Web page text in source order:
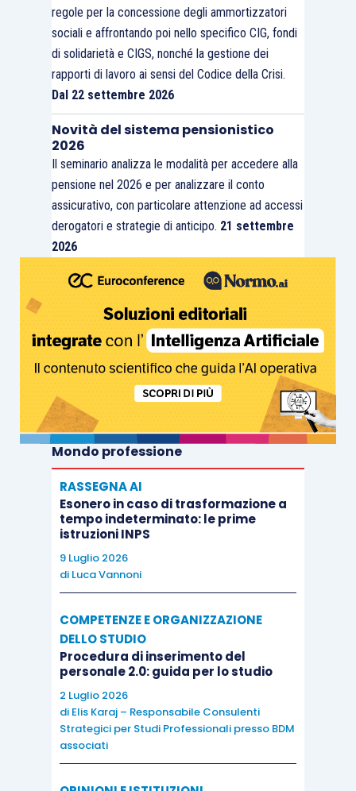
regole per la concessione degli ammortizzatori
sociali e affrontando poi nello specifico CIG, fondi
di solidarietà e CIGS, nonché la gestione dei
rapporti di lavoro ai sensi del Codice della Crisi.
Dal 22 settembre 2026
Novità del sistema pensionistico
2026
Il seminario analizza le modalità per accedere alla
pensione nel 2026 e per analizzare il conto
assicurativo, con particolare attenzione ad accessi
derogatori e strategie di anticipo. 21 settembre
2026
Mondo professione
RASSEGNA AI
Esonero in caso di trasformazione a
tempo indeterminato: le prime
istruzioni INPS
9 Luglio 2026
di Luca Vannoni
COMPETENZE E ORGANIZZAZIONE
DELLO STUDIO
Procedura di inserimento del
personale 2.0: guida per lo studio
2 Luglio 2026
di Elis Karaj – Responsabile Consulenti
Strategici per Studi Professionali presso BDM
associati